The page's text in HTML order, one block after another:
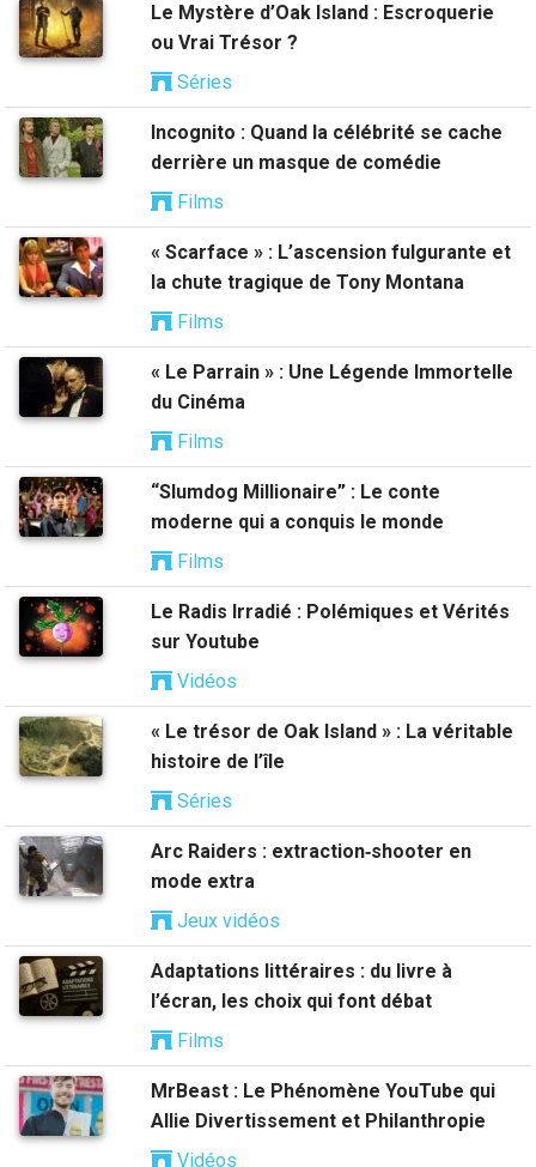
Le Mystère d’Oak Island : Escroquerie
ou Vrai Trésor ?
Séries
Incognito : Quand la célébrité se cache
derrière un masque de comédie
Films
« Scarface » : L’ascension fulgurante et
la chute tragique de Tony Montana
Films
« Le Parrain » : Une Légende Immortelle
du Cinéma
Films
“Slumdog Millionaire” : Le conte
moderne qui a conquis le monde
Films
Le Radis Irradié : Polémiques et Vérités
sur Youtube
Vidéos
« Le trésor de Oak Island » : La véritable
histoire de l’île
Séries
Arc Raiders : extraction‑shooter en
mode extra
Jeux vidéos
Adaptations littéraires : du livre à
l’écran, les choix qui font débat
Films
MrBeast : Le Phénomène YouTube qui
Allie Divertissement et Philanthropie
Vidéos